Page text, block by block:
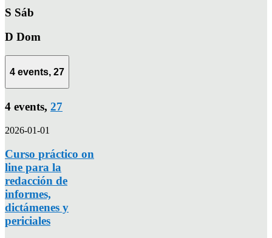
S Sáb
D Dom
4 events, 27
4 events, 27
2026-01-01
Curso práctico on
line para la
redacción de
informes,
dictámenes y
periciales